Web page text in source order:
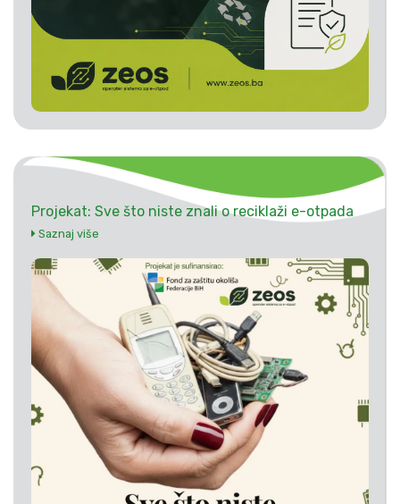
Projekat: Sve što niste znali o reciklaži e-otpada
Saznaj više